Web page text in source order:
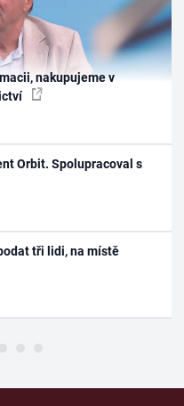
nakupujeme v
Orbit. Spolupracoval s
tři lidi, na místě